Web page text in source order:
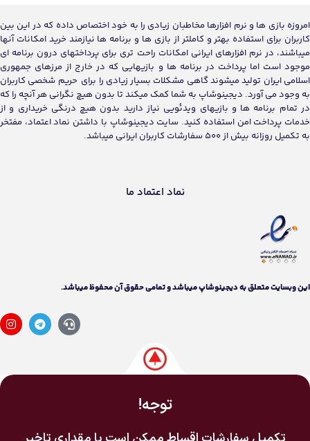
امروزه بازی ها و نرم افزارها مخاطبان زیادی را به خود اختصاص داده که در این بین
کاربران برای استفاده بهتر و کاملتر از بازی ها و برنامه ها نیازمند خرید امکانات آنها
میباشند، در نرم افزارهای ایرانی امکانات راحت تری برای پرداختهای درون برنامه ای
موجود است اما پرداخت در برنامه ها و بازیهایی که در خارج از مرزهای جمهوری
اسلامی ایران تولید میشوند گاهی مشکلات بسیار زیادی را برای حریم شخصی کاربران
به وجود می آورد. دیجینوشاپ به شما کمک میکند تا بدون هیچ نگرانی هر آنچه را که
در تمام برنامه ها و بازیهای ویدئویی نیاز دارید بدون هیچ درنگی خریداری و از
خدمات پرداخت امن استفاده کنید. سایت دیجینوشاپ با داشتن نماد اعتماد، مفتخر
به تکمیل روزانه بیش از 500 سفارشات کاربران ایرانی میباشد.
نماد اعتماد ما
اين وبسايت متعلق به دیجینوشاپ ميباشد و تمامی حقوق آن محفوظ ميباشد.
توجه!